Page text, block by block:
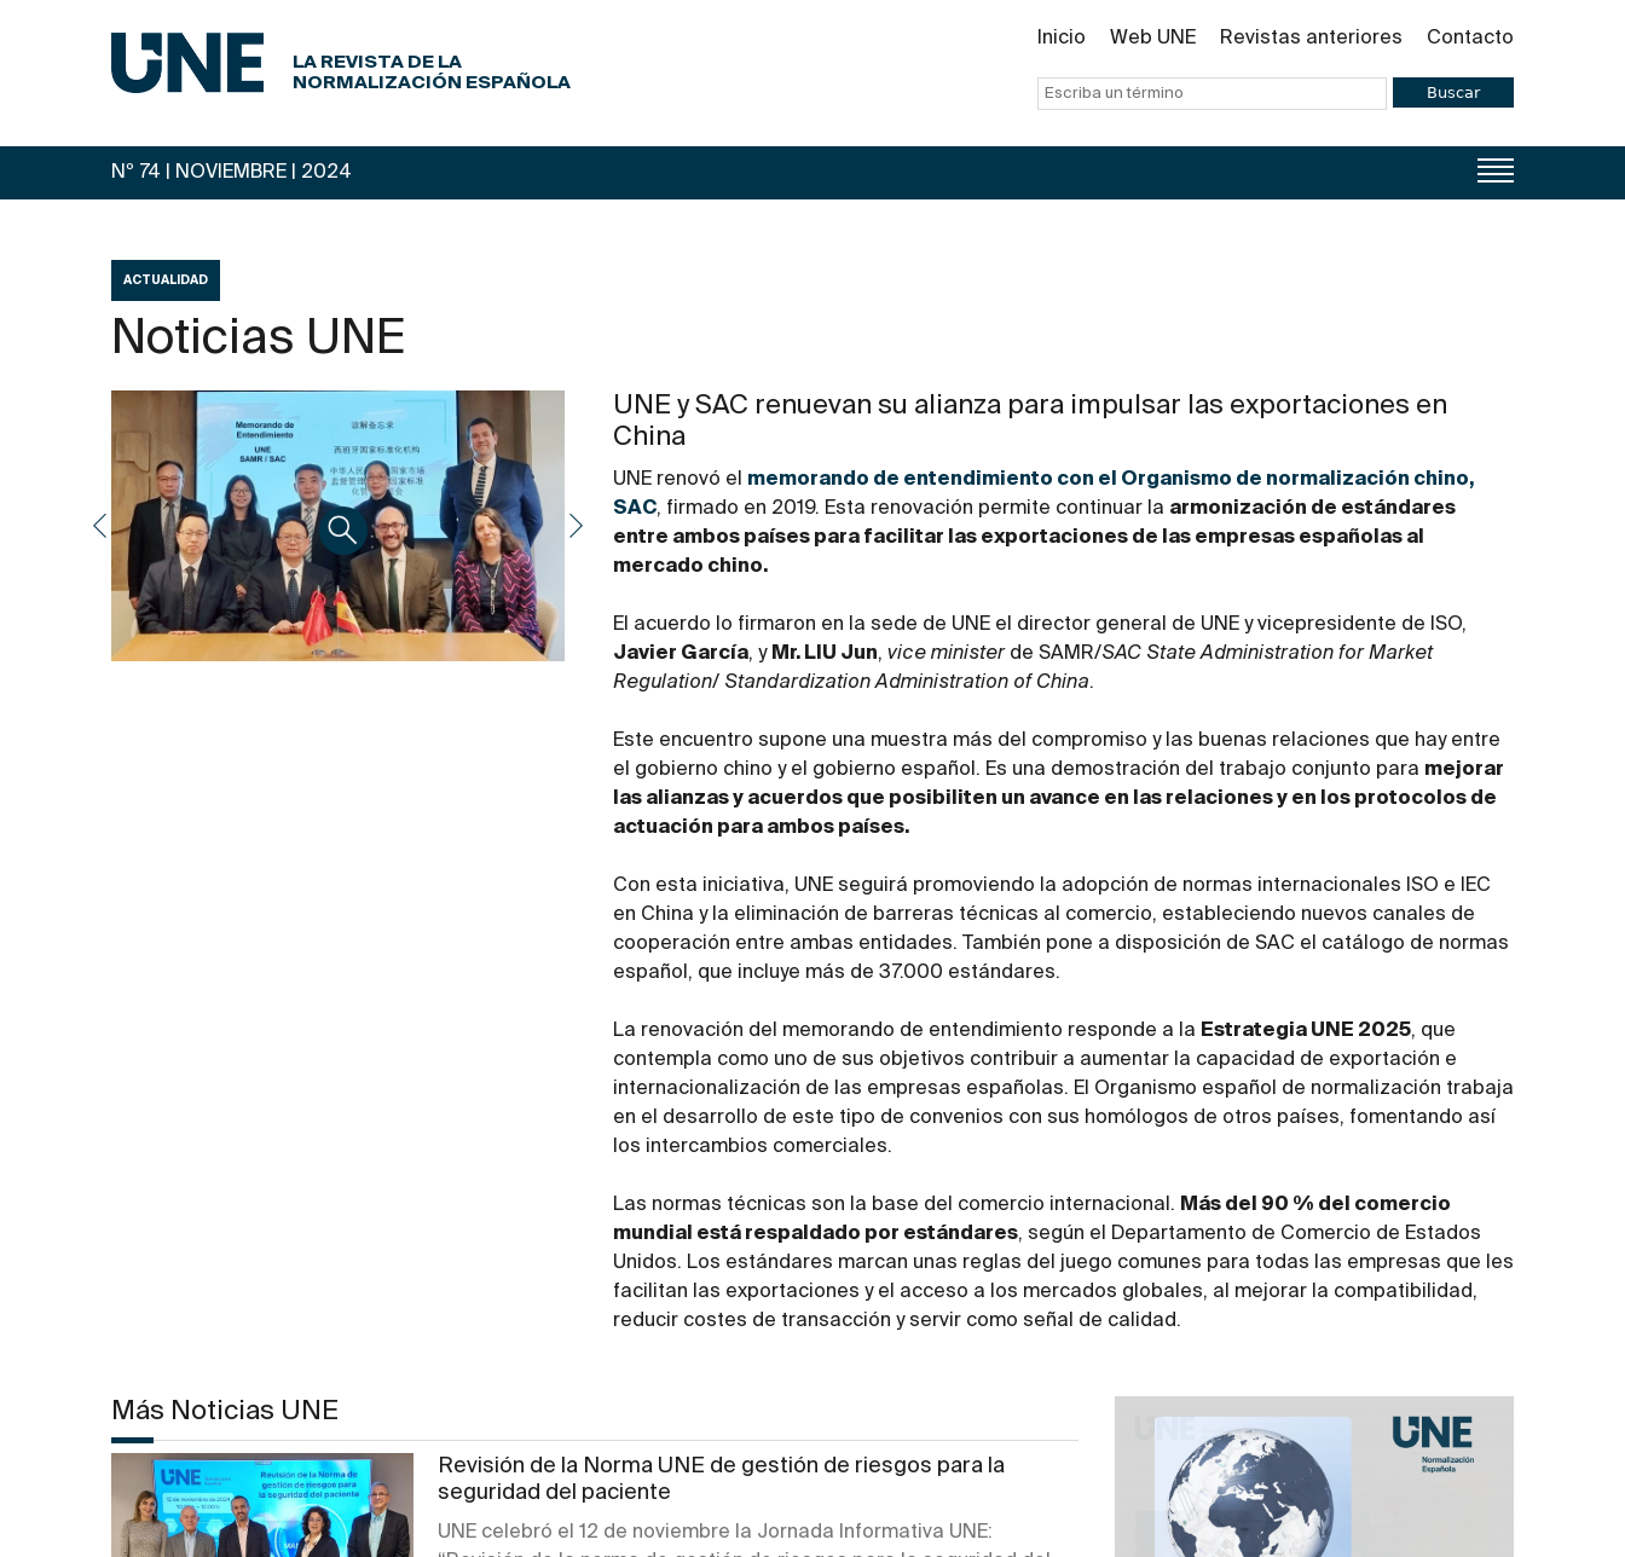
LA REVISTA DE LA
NORMALIZACIÓN ESPAÑOLA
Inicio Web UNE Revistas anteriores Contacto
Buscar
Nº 74 | NOVIEMBRE | 2024
ACTUALIDAD
Noticias UNE
UNE y SAC renuevan su alianza para impulsar las exportaciones en
China
UNE renovó el memorando de entendimiento con el Organismo de normalización chino,
SAC, firmado en 2019. Esta renovación permite continuar la armonización de estándares
entre ambos países para facilitar las exportaciones de las empresas españolas al
mercado chino.
El acuerdo lo firmaron en la sede de UNE el director general de UNE y vicepresidente de ISO,
Javier García, y Mr. LIU Jun, vice ministerde SAMR/SAC State Administration for Market
Regulation/ Standardization Administration of China.
Este encuentro supone una muestra más del compromiso y las buenas relaciones que hay entre
el gobierno chino y el gobierno español. Es una demostración del trabajo conjunto para mejorar
las alianzas y acuerdos que posibiliten un avance en las relaciones y en los protocolos de
actuación para ambos países.
Con esta iniciativa, UNE seguirá promoviendo la adopción de normas internacionales ISO e IEC
en China y la eliminación de barreras técnicas al comercio, estableciendo nuevos canales de
cooperación entre ambas entidades. También pone a disposición de SAC el catálogo de normas
español, que incluye más de 37.000 estándares.
La renovación del memorando de entendimiento responde a la Estrategia UNE 2025, que
contempla como uno de sus objetivos contribuir a aumentar la capacidad de exportación e
internacionalización de las empresas españolas. El Organismo español de normalización trabaja
en el desarrollo de este tipo de convenios con sus homólogos de otros países, fomentando así
los intercambios comerciales.
Las normas técnicas son la base del comercio internacional. Más del 90 % del comercio
mundial está respaldado por estándares, según el Departamento de Comercio de Estados
Unidos. Los estándares marcan unas reglas del juego comunes para todas las empresas que les
facilitan las exportaciones y el acceso a los mercados globales, al mejorar la compatibilidad,
reducir costes de transacción y servir como señal de calidad.
Más Noticias UNE
Revisión de la Norma UNE de gestión de riesgos para la
seguridad del paciente
UNE celebró el 12 de noviembre la Jornada Informativa UNE: